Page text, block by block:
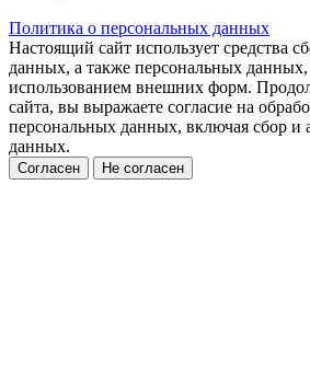
Политика о персональных данных
Настоящий сайт использует средства
данных, а также персональных данных,
использованием внешних форм.
сайта, вы выражаете согласие на
персональных данных, включая сбор и
данных.
Согласен Не согласен